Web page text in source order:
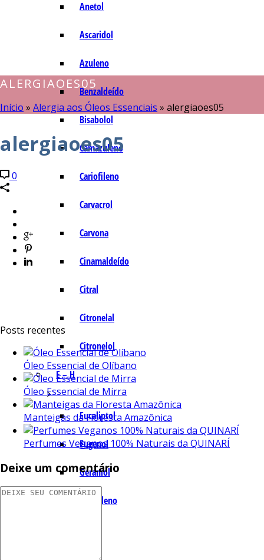
Anetol
Ascaridol
Azuleno
Benzaldeído
Bisabolol
Camazuleno
Cariofileno
Carvacrol
Carvona
Cinamaldeído
Citral
Citronelal
Citronelol
E – H
Eucaliptol
Eugenol
Geraniol
Humuleno
ALERGIAOES05
Início » Alergia aos Óleos Essenciais » alergiaoes05
alergiaoes05
0
Posts recentes
Óleo Essencial de Olíbano
Óleo Essencial de Mirra
Manteigas da Floresta Amazônica
Perfumes Veganos 100% Naturais da QUINARÍ
Deixe um comentário